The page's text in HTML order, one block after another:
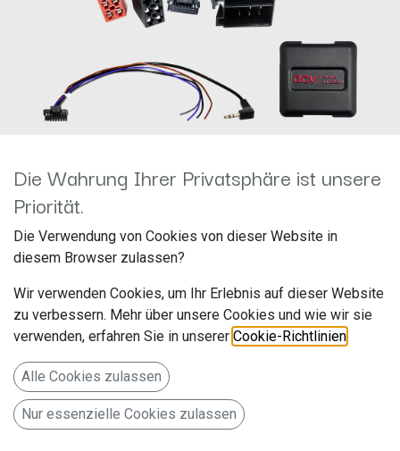
LFB Citroen/Fiat/Opel/Peugeot
ISO/Mini ISO Multilead
42xfa016
Artikelnummer: 42xfa016
acv GmbH
Straßburger Allee 10-12
Die Wahrung Ihrer Privatsphäre ist unsere
Priorität.
Die Verwendung von Cookies von dieser Website in
diesem Browser zulassen?
Wir verwenden Cookies, um Ihr Erlebnis auf dieser Website
zu verbessern. Mehr über unsere Cookies und wie wir sie
verwenden, erfahren Sie in unserer Cookie-Richtlinien
Alle Cookies zulassen
Nur essenzielle Cookies zulassen